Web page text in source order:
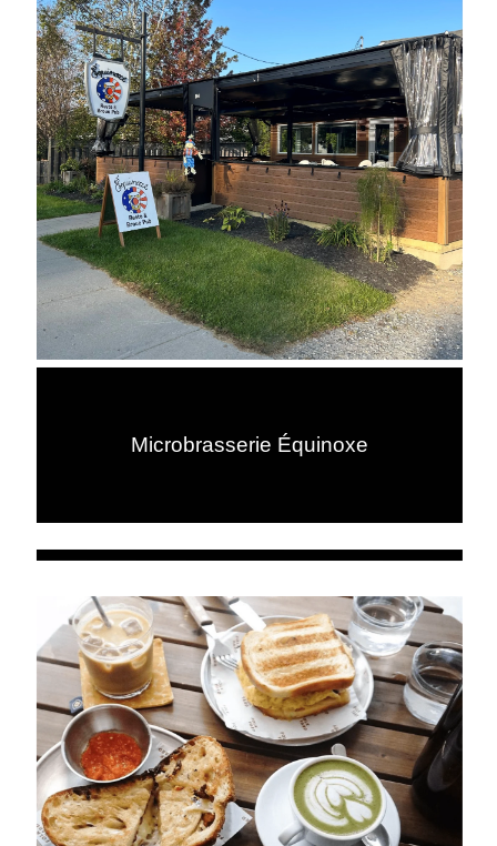
Microbrasserie Équinoxe